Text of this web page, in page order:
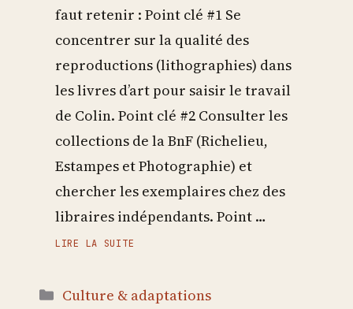
faut retenir : Point clé #1 Se
concentrer sur la qualité des
reproductions (lithographies) dans
les livres d’art pour saisir le travail
de Colin. Point clé #2 Consulter les
collections de la BnF (Richelieu,
Estampes et Photographie) et
chercher les exemplaires chez des
libraires indépendants. Point …
LIRE LA SUITE
Catégories
Culture & adaptations